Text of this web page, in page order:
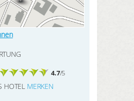
4.7/5
HOTEL MERKEN